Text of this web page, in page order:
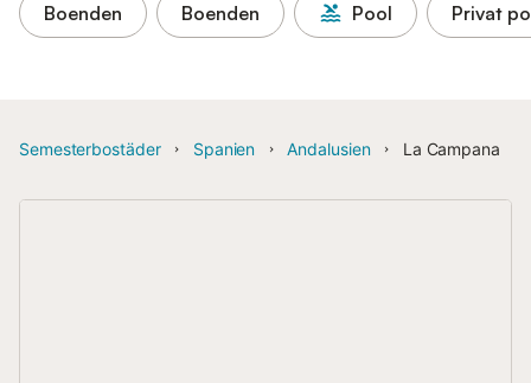
Boenden Boenden Pool Privat
Semesterbostäder Spanien Andalusien La Campana